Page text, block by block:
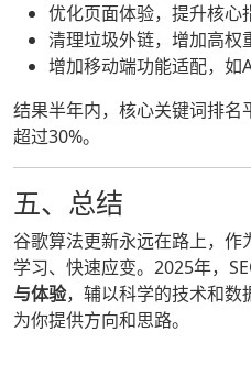
优化页面体验，提升核心
清理垃圾外链，增加高权
增加移动端功能适配，如
结果半年内，核心关键词排
超过30%。
五、总结
谷歌算法更新永远在路上，作
学习、快速应变。2025年，
与体验，辅以科学的技术和数
为你提供方向和思路。